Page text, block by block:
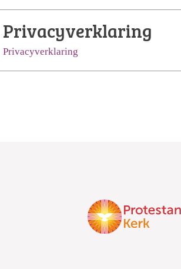
Privacyverklaring
Privacyverklaring